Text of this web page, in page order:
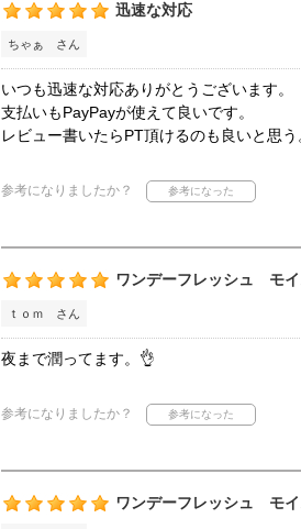
迅速な対応
ちゃぁ さん
いつも迅速な対応ありがとうございます。
支払いもPayPayが使えて良いです。
レビュー書いたらPT頂けるのも良いと思う
参考になりましたか？
ワンデーフレッシュ モイ
ｔｏｍ さん
夜まで潤ってます。👌
参考になりましたか？
ワンデーフレッシュ モイ